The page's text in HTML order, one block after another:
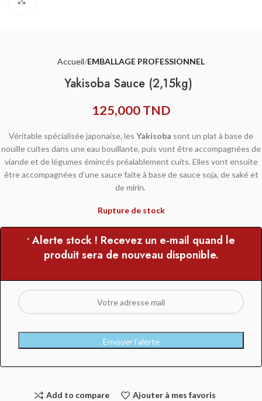
Accueil EMBALLAGE PROFESSIONNEL
Yakisoba Sauce (2,15kg)
125,000TND
Véritable spécialisée japonaise, les Yakisoba sont un plat à base de
nouillecuites dans une eau bouillante, puis vont être accompagnées de
viande et de légumes émincés préalablement cuits. Elles vont ensuite
être accompagnées d’une sauce faite à base de sauce soja, de saké et
de mirin.
Rupture de stock
• Alerte stock ! Recevez un e-mail quand le
produit sera de nouveau disponible.
Envoyer l’alerte
Add to compare Ajouter à mes favoris